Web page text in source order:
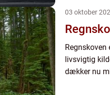
03 oktober
livsvigtig
dækker nu